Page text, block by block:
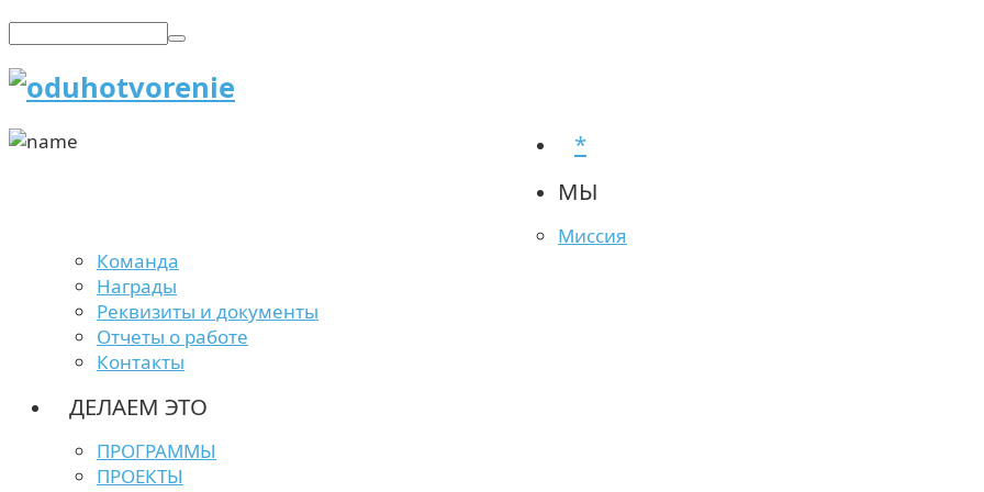
*
МЫ
Миссия
Команда
Награды
Реквизиты и документы
Отчеты о работе
Контакты
ДЕЛАЕМ ЭТО
ПРОГРАММЫ
ПРОЕКТЫ